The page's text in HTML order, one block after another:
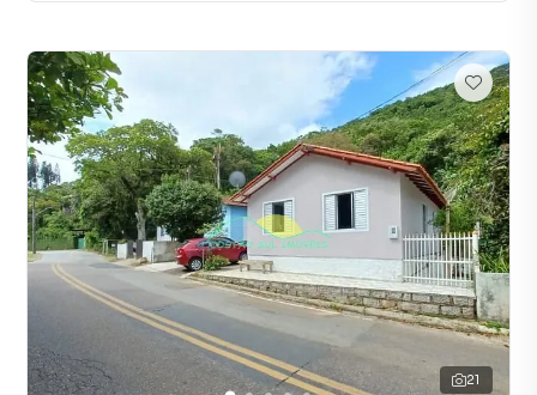
21